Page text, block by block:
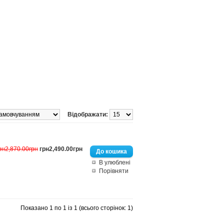
Відображати:
В улюблені
Порівняти
грн2,490.00грн
Показано 1 по 1 із 1 (всього сторінок: 1)